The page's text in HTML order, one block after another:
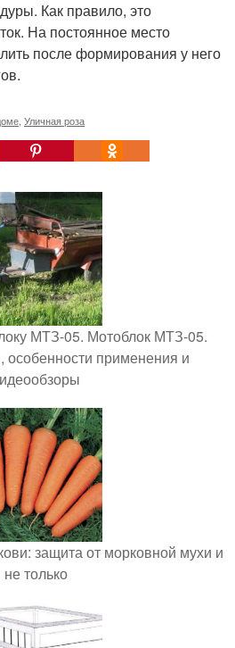
Как правило, это
На постоянное место
после формирования у него
Уличная роза
МТЗ-05. Мотоблок МТЗ-05.
применения и
защита от морковной мухи и
не только